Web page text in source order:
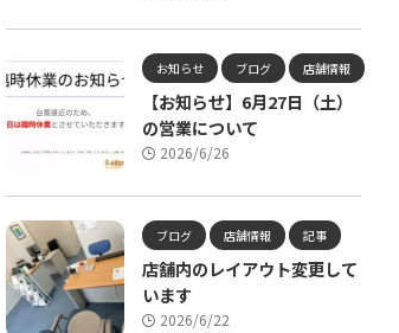
お知らせ ブログ 店舗情報
【お知らせ】6月27日（土）
の営業について
2026/6/26
ブログ 店舗情報 記事
店舗内のレイアウト変更して
います
2026/6/22